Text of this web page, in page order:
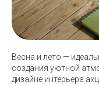
Весна и лето —
создания уютной
дизайне интерьера